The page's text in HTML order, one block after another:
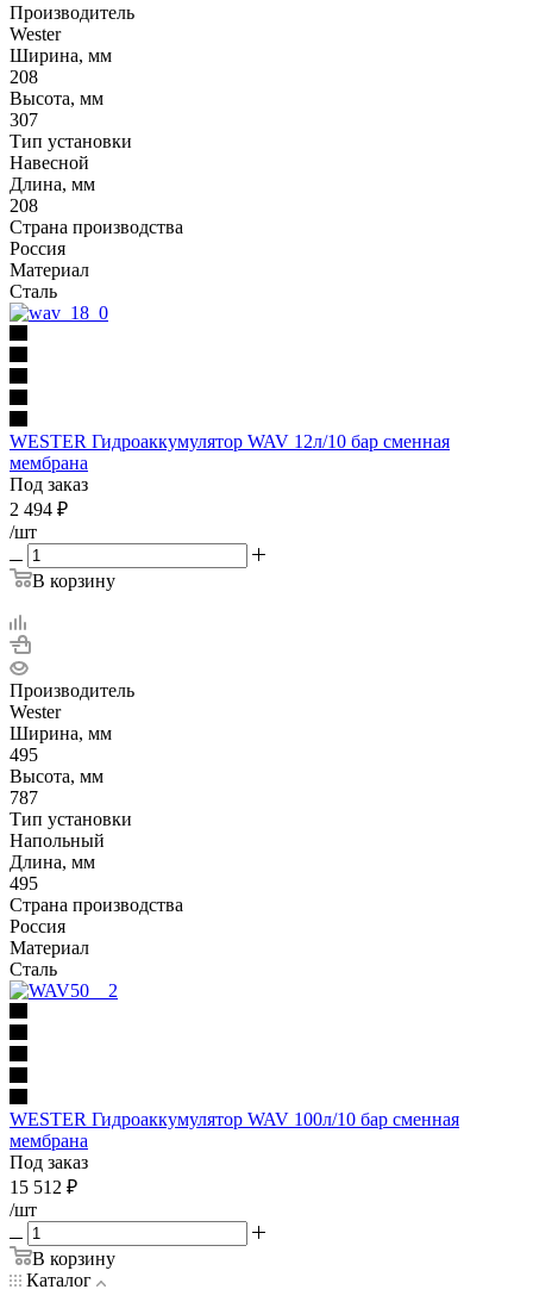
Производитель
Wester
Ширина, мм
208
Высота, мм
307
Тип установки
Навесной
Длина, мм
208
Страна производства
Россия
Материал
Сталь
WESTER Гидроаккумулятор WAV 12л/10 бар сменная
мембрана
Под заказ
2 494 ₽
/шт
В корзину
Производитель
Wester
Ширина, мм
495
Высота, мм
787
Тип установки
Напольный
Длина, мм
495
Страна производства
Россия
Материал
Сталь
WESTER Гидроаккумулятор WAV 100л/10 бар сменная
мембрана
Под заказ
15 512 ₽
/шт
В корзину
Каталог